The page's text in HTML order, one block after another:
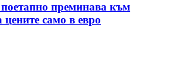
преминава към
цените само в евро